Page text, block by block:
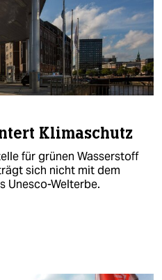
Klimaschutz
für grünen Wasserstoff
sich nicht mit dem
Unesco-Welterbe.